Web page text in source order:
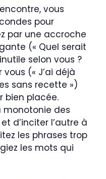
vous
pour
par une accroche
(« Quel serait
selon vous ?
(« J’ai déjà
sans recette »)
bien placée.
monotonie des
d’inciter l’autre à
les phrases trop
les mots qui